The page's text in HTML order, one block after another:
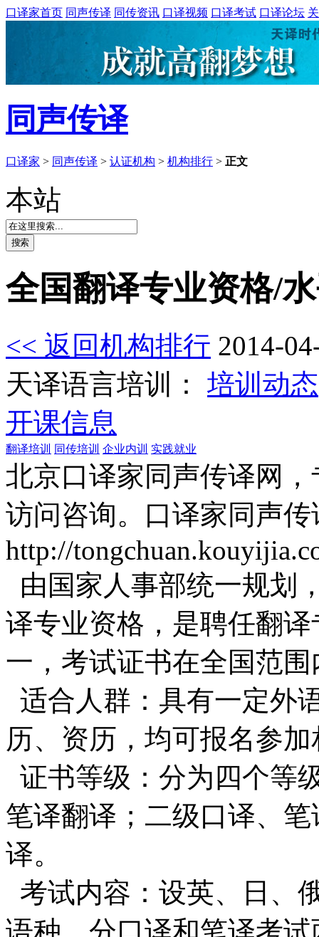
口译家首页 同声传译 同传资讯 口译视频 口译考试 口译论坛
同声传译
口译家 > 同声传译 > 认证机构 > 机构排行 > 正文
本站
全国翻译专业资格/
<< 返回机构排行 2014-
天译语言培训： 培训动态
开课信息
翻译培训 同传培训 企业内训 实践就业
北京口译家同声传译网
访问咨询。口译家同声
http://
由国家人事部统一规划
译专业资格，是聘任翻
一，考试证书在全国范
适合人群：具有一定外
历、资历，均可报名参
证书等级：分为四个等
笔译翻译；二级口译、
译。
考试内容：设英、日、
语种，分口译和笔译考